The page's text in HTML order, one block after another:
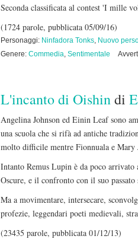
Seconda classificata al contest 'I mille
(1724 parole, pubblicata 05/09/16)
Personaggi: Ninfadora Tonks, Nuovo
Genere: Commedia, Sentimentale
L'incanto di Oishindi
Angelina Johnson ed Einin Leaf sono
una scuola che si rifà ad antiche
molto difficile mentre Fionnuala e
Intanto Remus Lupin è da poco
Oscure, e il confronto con il suo
Ma a movimentare, intersecare,
profezie, leggendari poeti medievali,
(23435 parole, pubblicata 01/12/13)